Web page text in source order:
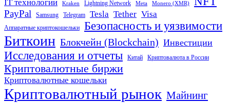
IT технологии Kraken Lightning Network Meta Monero (XMR)
PayPal Samsung Telegram Tesla Tether Visa
Аппаратные криптокошельки Безопасность и уязвимости
Биткоин Блокчейн (Blockchain) Инвестиции
Исследования и отчеты Китай Криптовалюта в России
Криптовалютные биржи
Криптовалютные кошельки
Криптовалютный рынок Майнинг